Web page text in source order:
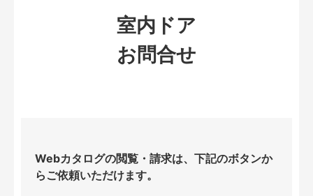
室内ドア
お問合せ
Webカタログの閲覧・請求は、下記のボタンか
らご依頼いただけます。